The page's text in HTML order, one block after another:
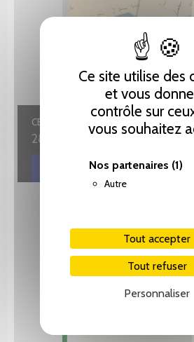
Ce site utilise des
et vous
contrôle sur
vous souhaitez
Nos partenaires (1)
Autre
Tout accepter
Tout refuser
Personnaliser
CENT LETTRES INÉDITES
28.50 CHF